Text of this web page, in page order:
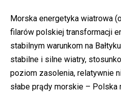
Morska energetyka wiatrowa
filarów polskiej transformacji
stabilnym warunkom na
stabilne i silne wiatry,
poziom zasolenia, relatywnie
słabe prądy morskie –